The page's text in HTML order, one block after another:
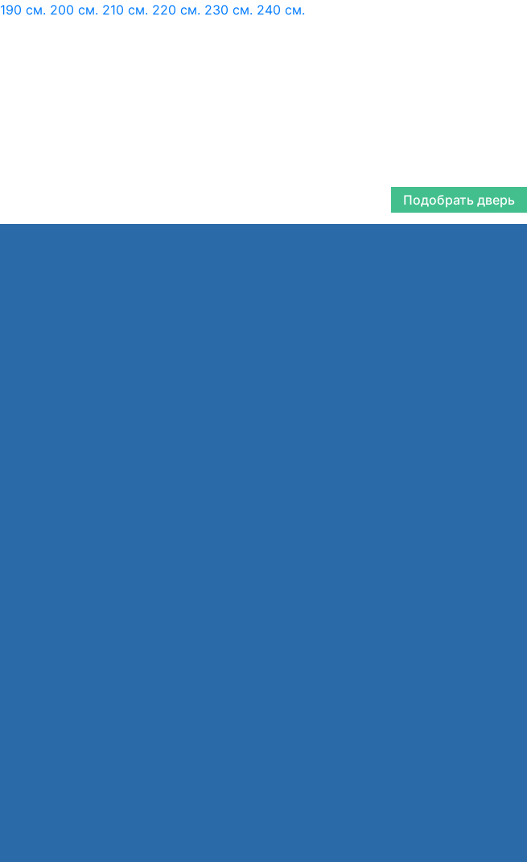
190 см. 200 см. 210 см. 220 см. 230 см. 240 см.
Подобрать дверь